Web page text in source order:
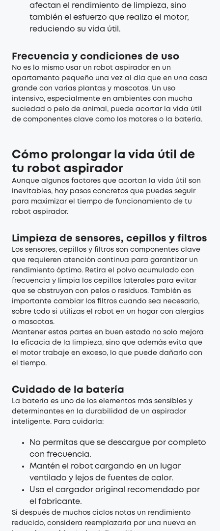
afectan el rendimiento de limpieza, sino
también el esfuerzo que realiza el motor,
reduciendo su vida útil.
Frecuencia y condiciones de uso
No es lo mismo usar un robot aspirador en un
apartamento pequeño una vez al día que en una casa
grande con varias plantas y mascotas. Un uso
intensivo, especialmente en ambientes con mucha
suciedad o pelo de animal, puede acortar la vida útil
de componentes clave como los motores o la batería.
Cómo prolongar la vida útil de
tu robot aspirador
Aunque algunos factores que acortan la vida útil son
inevitables, hay pasos concretos que puedes seguir
para maximizar el tiempo de funcionamiento de tu
robot aspirador.
Limpieza de sensores, cepillos y filtros
Los sensores, cepillos y filtros son componentes clave
que requieren atención continua para garantizar un
rendimiento óptimo. Retira el polvo acumulado con
frecuencia y limpia los cepillos laterales para evitar
que se obstruyan con pelos o residuos. También es
importante cambiar los filtros cuando sea necesario,
sobre todo si utilizas el robot en un hogar con alergias
o mascotas.
Mantener estas partes en buen estado no solo mejora
la eficacia de la limpieza, sino que además evita que
el motor trabaje en exceso, lo que puede dañarlo con
el tiempo.
Cuidado de la batería
La batería es uno de los elementos más sensibles y
determinantes en la durabilidad de un aspirador
inteligente. Para cuidarla:
No permitas que se descargue por completo
con frecuencia.
Mantén el robot cargando en un lugar
ventilado y lejos de fuentes de calor.
Usa el cargador original recomendado por
el fabricante.
Si después de muchos ciclos notas un rendimiento
reducido, considera reemplazarla por una nueva en